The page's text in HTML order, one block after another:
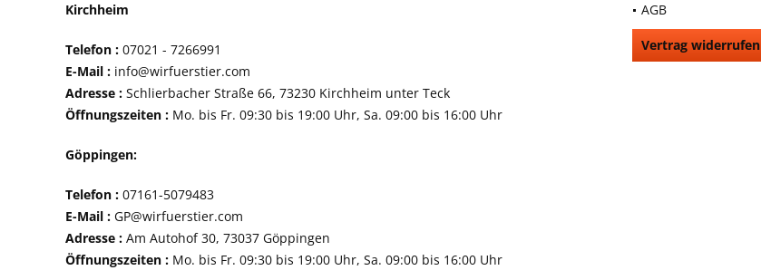
Kirchheim
Telefon : 07021 - 7266991
E-Mail : info@wirfuerstier.com
Adresse : Schlierbacher Straße 66, 73230 Kirchheim unter Teck
Öffnungszeiten : Mo. bis Fr. 09:30 bis 19:00 Uhr, Sa. 09:00 bis 16:00 Uhr
Göppingen:
Telefon : 07161-5079483
E-Mail : GP@wirfuerstier.com
Adresse : Am Autohof 30, 73037 Göppingen
Öffnungszeiten : Mo. bis Fr. 09:30 bis 19:00 Uhr, Sa. 09:00 bis 16:00 Uhr
AGB
Vertrag widerrufen